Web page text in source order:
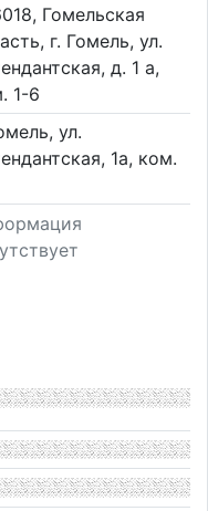
Гомельская
г. Гомель, ул.
д. 1 а,
1-6
ул.
1а, ком.